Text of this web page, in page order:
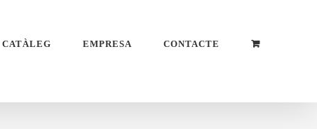
CATÀLEG EMPRESA CONTACTE